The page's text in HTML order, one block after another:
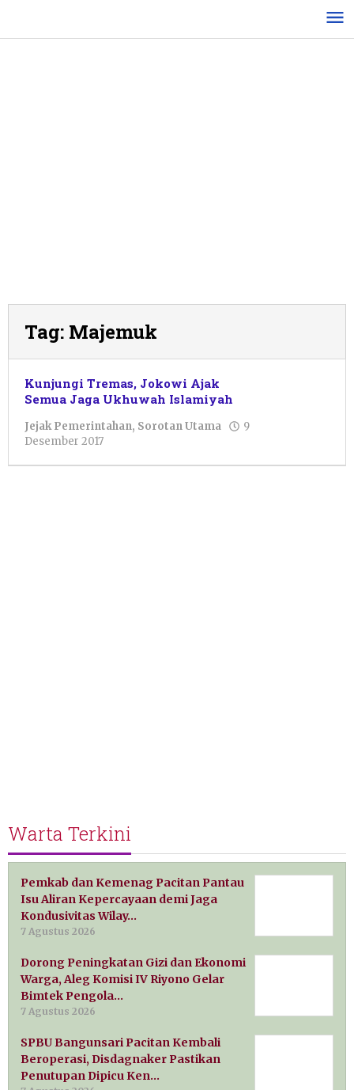
konten
Tag: Majemuk
Kunjungi Tremas, Jokowi Ajak
Semua Jaga Ukhuwah Islamiyah
Jejak Pemerintahan, Sorotan Utama
9
Desember 2017
Warta Terkini
Pemkab dan Kemenag Pacitan Pantau
Isu Aliran Kepercayaan demi Jaga
Kondusivitas Wilay…
7 Agustus 2026
Dorong Peningkatan Gizi dan Ekonomi
Warga, Aleg Komisi IV Riyono Gelar
Bimtek Pengola…
7 Agustus 2026
SPBU Bangunsari Pacitan Kembali
Beroperasi, Disdagnaker Pastikan
Penutupan Dipicu Ken…